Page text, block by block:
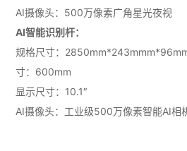
AI摄像头：500万像素广角星光夜视
AI智能识别杆：
规格尺寸：
寸：600mm
显示尺寸：10.1″
AI摄像头：工业级500万像素智能AI相